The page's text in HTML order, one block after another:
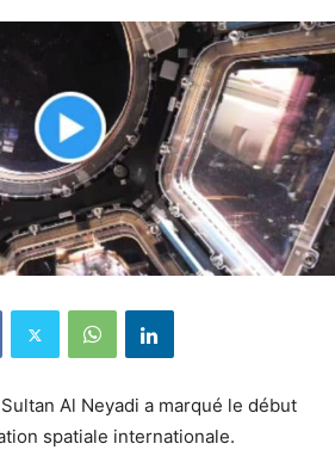
Sultan Al Neyadi a marqué le début
spatiale internationale.